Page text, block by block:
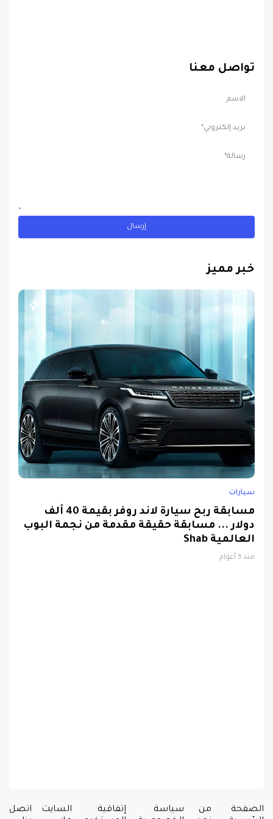
تواصل معنا
خبر مميز
سيارات
مسابقة ربح سيارة لاند روفر بقيمة 40 ألف
دولار ... مسابقة حقيقة مقدمة من نجمة البوب
العالمية Shab
منذ 3 أعوام
الصفحة
من
سياسة
إتفاقية
السايت
اتصل